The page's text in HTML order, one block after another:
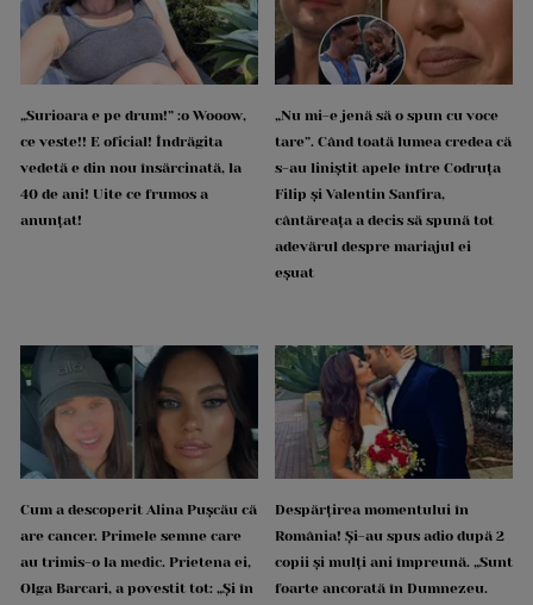
„Surioara e pe drum!” :o Wooow,
ce veste!! E oficial! Îndrăgita
vedetă e din nou însărcinată, la
40 de ani! Uite ce frumos a
anunțat!
„Nu mi-e jenă să o spun cu voce
tare”. Când toată lumea credea că
s-au liniștit apele între Codruța
Filip și Valentin Sanfira,
cântăreața a decis să spună tot
adevărul despre mariajul ei
eșuat
Cum a descoperit Alina Pușcău că
are cancer. Primele semne care
au trimis-o la medic. Prietena ei,
Olga Barcari, a povestit tot: „Și în
Despărțirea momentului în
România! Și-au spus adio după 2
copii și mulți ani împreună. „Sunt
foarte ancorată în Dumnezeu.